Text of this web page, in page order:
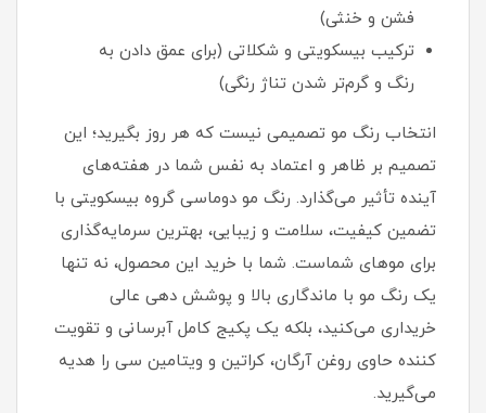
فشن و خنثی)
ترکیب بیسکویتی و شکلاتی (برای عمق دادن به
رنگ و گرم‌تر شدن تناژ رنگی)
انتخاب رنگ مو تصمیمی نیست که هر روز بگیرید؛ این
تصمیم بر ظاهر و اعتماد به نفس شما در هفته‌های
آینده تأثیر می‌گذارد. رنگ مو دوماسی گروه بیسکویتی با
تضمین کیفیت، سلامت و زیبایی، بهترین سرمایه‌گذاری
برای موهای شماست. شما با خرید این محصول، نه تنها
یک رنگ مو با ماندگاری بالا و پوشش‌ دهی عالی
خریداری می‌کنید، بلکه یک پکیج کامل آبرسانی و تقویت
کننده حاوی روغن آرگان، کراتین و ویتامین سی را هدیه
می‌گیرید.